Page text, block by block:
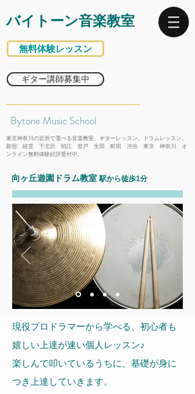
バイトーン音楽教室
無料体験レッスン
ギター講師募集中
Bytone Music School
東京神奈川の近所で選べる音楽教室。ギターレッスン。ドラムレッスン。
新宿 経堂 下北沢 狛江 登戸 生田 町田 渋谷 東京 神奈川 オ
ンライン無料体験好評受付中。
向ヶ丘遊園ドラム教室 駅から徒歩1分
​現役プロドラマーから学べる、初心者も
嬉しい上達が速い個人レッスン♪
楽しんで叩いているうちに、基礎が身に
つき上達していきます。